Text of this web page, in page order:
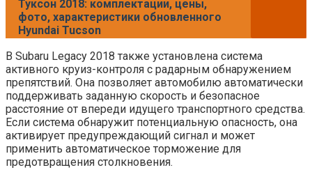
Туксон 2018: комплектации, цены,
фото, характеристики обновленного
Hyundai Tucson
В Subaru Legacy 2018 также установлена система
активного круиз-контроля с радарным обнаружением
препятствий. Она позволяет автомобилю автоматически
поддерживать заданную скорость и безопасное
расстояние от впереди идущего транспортного средства.
Если система обнаружит потенциальную опасность, она
активирует предупреждающий сигнал и может
применить автоматическое торможение для
предотвращения столкновения.